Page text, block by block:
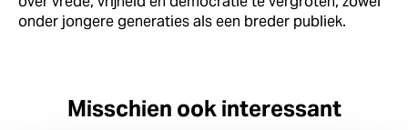
onder jongere generaties als een breder publiek.
Misschien ook interessant